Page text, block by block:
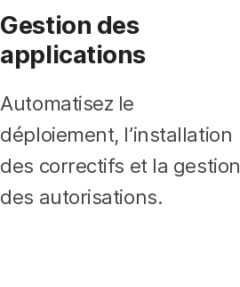
Gestion des
applications
Automatisez le
déploiement, l’installation
des correctifs et la gestion
des autorisations.